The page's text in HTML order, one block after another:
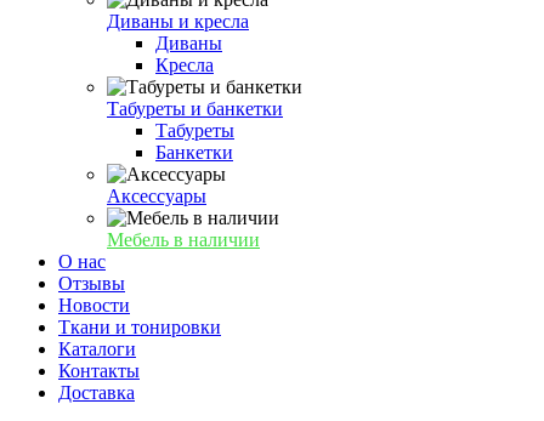
Диваны и кресла
Диваны
Кресла
Табуреты и банкетки
Табуреты
Банкетки
Аксессуары
Мебель в наличии
О нас
Отзывы
Новости
Ткани и тонировки
Каталоги
Контакты
Доставка